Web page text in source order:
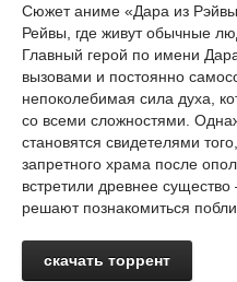
Сюжет аниме «Дара из
Рейвы, где живут обычные
Главный герой по имени
вызовами и постоянно
непоколебимая сила духа,
со всеми сложностями.
становятся свидетелями
запретного храма после
встретили древнее
решают познакомиться
скачать торрент